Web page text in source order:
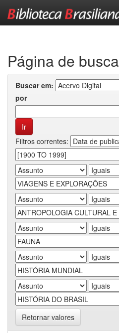
Página de busca
Buscar em:
por
Filtros correntes:
Retornar valores